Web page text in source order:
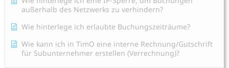
außerhalb des Netzwerks zu verhindern?
Wie hinterlege ich erlaubte Buchungszeiträume?
Wie kann ich in TimO eine interne Rechnung/Gutschrift
für Subunternehmer erstellen (Verrechnung)?